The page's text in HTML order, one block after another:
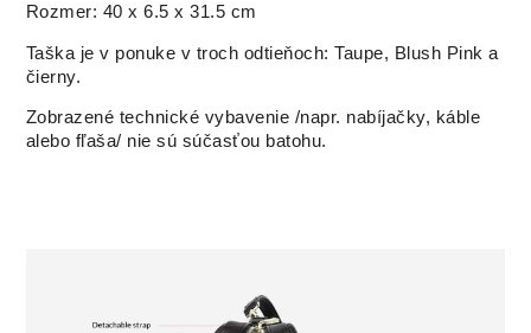
Rozmer: 40 x 6.5 x 31.5 cm
Taška je v ponuke v troch odtieňoch: Taupe, Blush Pink a
čierny.
Zobrazené technické vybavenie /napr. nabíjačky, káble
alebo fľaša/ nie sú súčasťou batohu.